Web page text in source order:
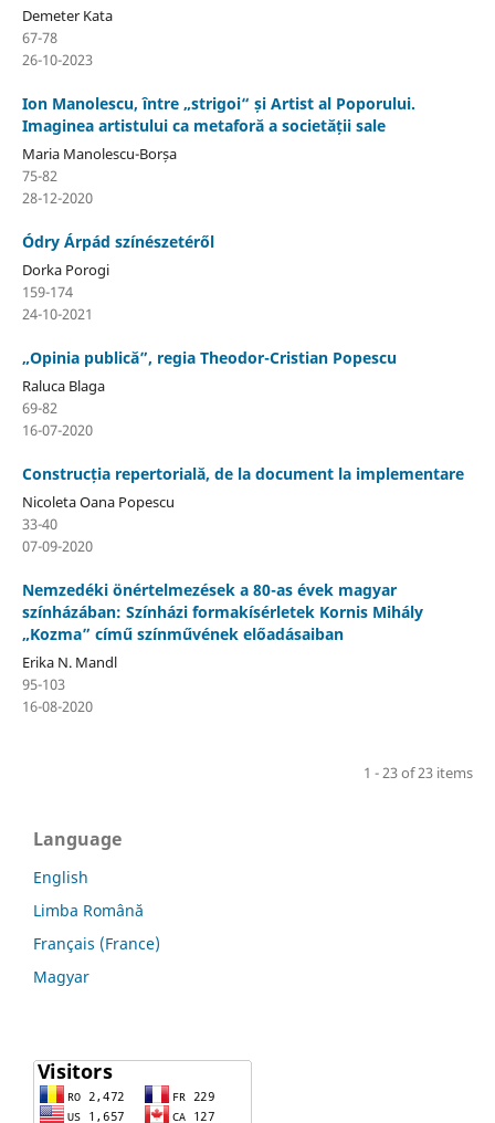
Demeter Kata
67-78
26-10-2023
Ion Manolescu, între „strigoi“ și Artist al Poporului.
Imaginea artistului ca metaforă a societății sale
Maria Manolescu-Borșa
75-82
28-12-2020
Ódry Árpád színészetéről
Dorka Porogi
159-174
24-10-2021
„Opinia publică”, regia Theodor-Cristian Popescu
Raluca Blaga
69-82
16-07-2020
Construcția repertorială, de la document la implementare
Nicoleta Oana Popescu
33-40
07-09-2020
Nemzedéki önértelmezések a 80-as évek magyar
színházában: Színházi formakísérletek Kornis Mihály
„Kozma” című színművének előadásaiban
Erika N. Mandl
95-103
16-08-2020
1 - 23 of 23 items
Language
English
Limba Română
Français (France)
Magyar